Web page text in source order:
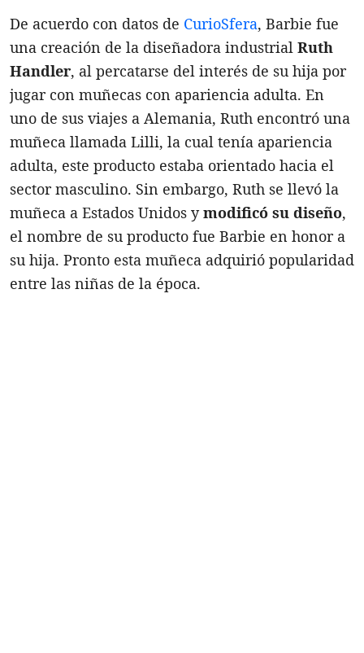
De acuerdo con datos de CurioSfera, Barbie fue
una creación de la diseñadora industrial Ruth
Handler, al percatarse del interés de su hija por
jugar con muñecas con apariencia adulta. En
uno de sus viajes a Alemania, Ruth encontró una
muñeca llamada Lilli, la cual tenía apariencia
adulta, este producto estaba orientado hacia el
sector masculino. Sin embargo, Ruth se llevó la
muñeca a Estados Unidos ymodificó su diseño,
el nombre de su producto fue Barbie en honor a
su hija. Pronto esta muñeca adquirió popularidad
entre las niñas de la época.